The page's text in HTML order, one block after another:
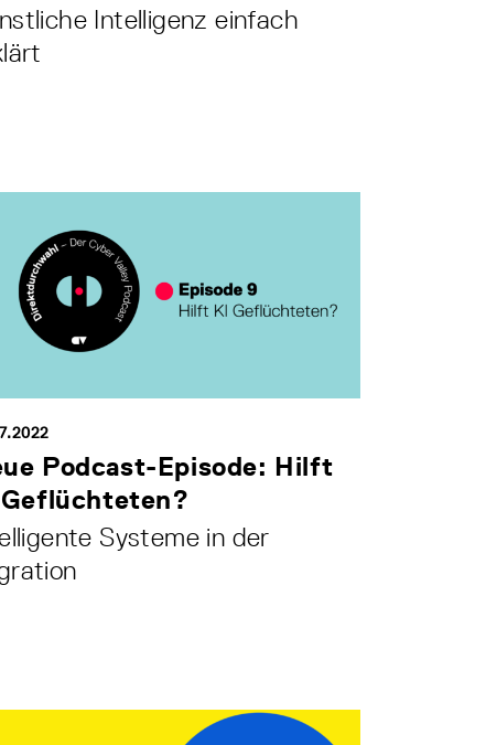
Intelligenz einfach
Podcast-Episode: Hilft
Geflüchteten?
Systeme in der